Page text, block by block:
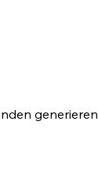
generieren